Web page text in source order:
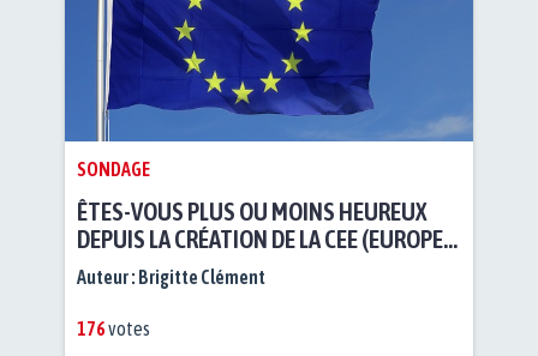
SONDAGE
ÊTES-VOUS PLUS OU MOINS HEUREUX
DEPUIS LA CRÉATION DE LA CEE (EUROPE)
?
Auteur : Brigitte Clément
176votes